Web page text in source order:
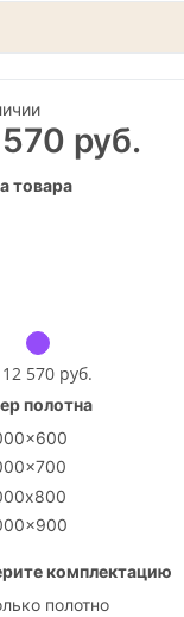
руб.
товара
12 570 руб.
полотна
комплектацию
полотно